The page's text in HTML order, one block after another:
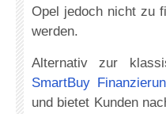
Opel jedoch nicht zu
werden.
Alternativ zur
SmartBuy
und bietet Kunden